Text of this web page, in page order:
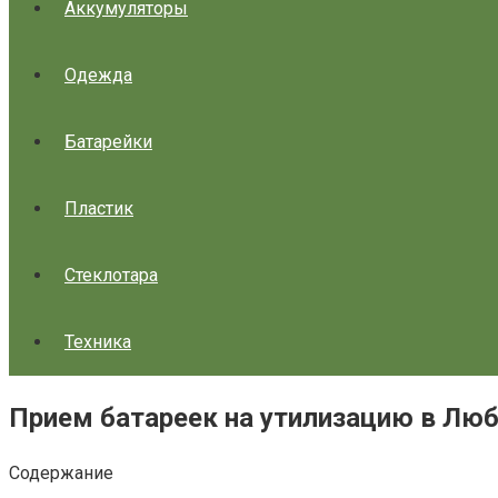
Аккумуляторы
Одежда
Батарейки
Пластик
Стеклотара
Техника
Прием батареек на утилизацию в
Содержание